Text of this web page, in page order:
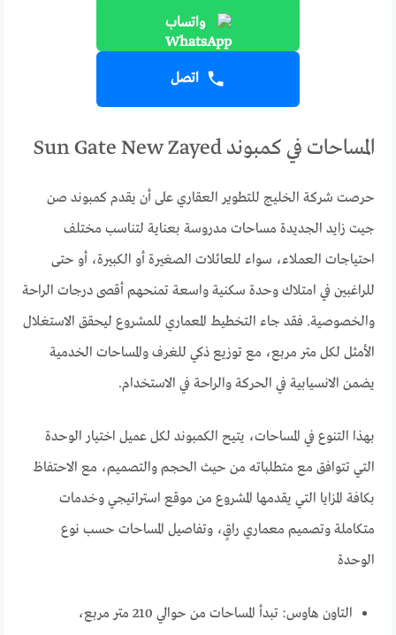
واتساب
اتصل
المساحات في كمبوند Sun Gate New Zayed
حرصت شركة الخليج للتطوير العقاري على أن يقدم كمبوند صن
جيت زايد الجديدة مساحات مدروسة بعناية لتناسب مختلف
احتياجات العملاء، سواء للعائلات الصغيرة أو الكبيرة، أو حتى
للراغبين في امتلاك وحدة سكنية واسعة تمنحهم أقصى درجات الراحة
والخصوصية. فقد جاء التخطيط المعماري للمشروع ليحقق الاستغلال
الأمثل لكل متر مربع، مع توزيع ذكي للغرف والمساحات الخدمية
يضمن الانسيابية في الحركة والراحة في الاستخدام.
بهذا التنوع في المساحات، يتيح الكمبوند لكل عميل اختيار الوحدة
التي تتوافق مع متطلباته من حيث الحجم والتصميم، مع الاحتفاظ
بكافة المزايا التي يقدمها المشروع من موقع استراتيجي وخدمات
متكاملة وتصميم معماري راقٍ، وتفاصيل المساحات حسب نوع
الوحدة
التاون هاوس: تبدأ المساحات من حوالي 210 متر مربع،